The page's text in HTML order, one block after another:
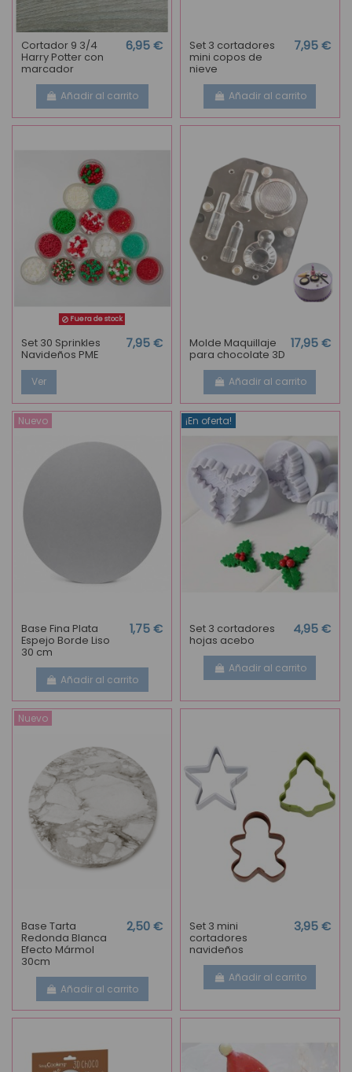
Cortador 9 3/4
Harry Potter con
marcador
6,95 €
Añadir al carrito
Set 3 cortadores
mini copos de
nieve
7,95 €
Añadir al carrito
Fuera de stock
Set 30 Sprinkles
Navideños PME
7,95 €
Ver
Molde Maquillaje
para chocolate 3D
17,95 €
Añadir al carrito
Nuevo
Base Fina Plata
Espejo Borde Liso
30 cm
1,75 €
Añadir al carrito
¡En oferta!
Set 3 cortadores
hojas acebo
4,95 €
Añadir al carrito
Nuevo
Base Tarta
Redonda Blanca
Efecto Mármol
30cm
2,50 €
Añadir al carrito
Set 3 mini
cortadores
navideños
3,95 €
Añadir al carrito